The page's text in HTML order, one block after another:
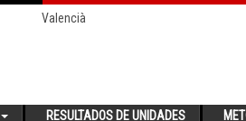
Valencià
RESULTADOS DE UNIDADES